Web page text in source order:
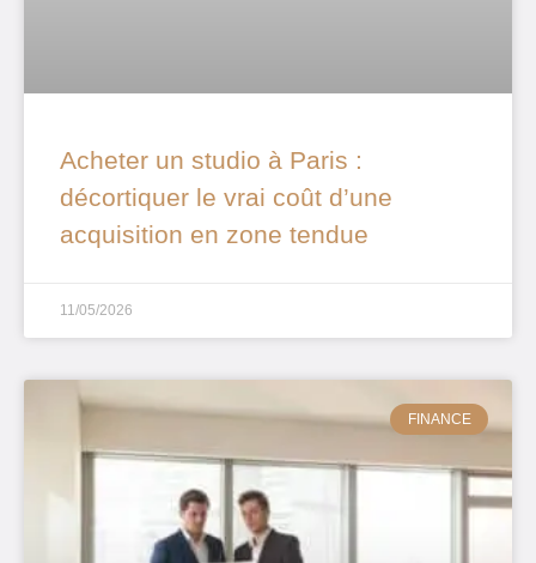
Acheter un studio à Paris :
décortiquer le vrai coût d’une
acquisition en zone tendue
11/05/2026
FINANCE